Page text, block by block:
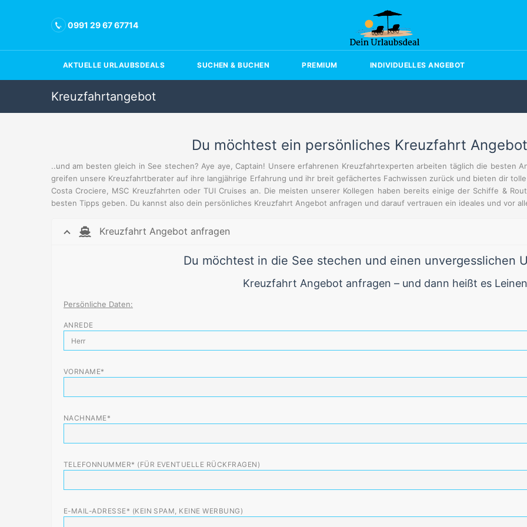
0991 29 67 67714
AKTUELLE URLAUBSDEALS SUCHEN & BUCHEN PREMIUM INDIVIDUELLES ANGEBOT
Kreuzfahrtangebot
Du möchtest ein persönliches Kreuzfahrt
..und am besten gleich in See stechen? Aye aye, Captain! Unsere erfahrenen Kreuzfahrtexperten arbeiten täglich die besten
greifen unsere Kreuzfahrtberater auf ihre langjährige Erfahrung und ihr breit gefächertes Fachwissen zurück und bieten dir
Costa Crociere, MSC Kreuzfahrten oder TUI Cruises an. Die meisten unserer Kollegen haben bereits einige der Schiffe &
besten Tipps geben. Du kannst also dein persönliches Kreuzfahrt Angebot anfragen und darauf vertrauen ein ideales und vor
Kreuzfahrt Angebot anfragen
Du möchtest in die See stechen und einen unvergesslichen
Kreuzfahrt Angebot anfragen – und dann heißt es
Persönliche Daten:
ANREDE
VORNAME*
NACHNAME*
TELEFONNUMMER* (FÜR EVENTUELLE RÜCKFRAGEN)
E-MAIL-ADRESSE* (KEIN SPAM, KEINE WERBUNG)